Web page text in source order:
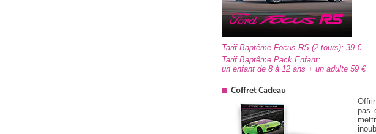
Tarif Baptême Focus RS (2 tours): 39
Tarif Baptême Pack Enfant:
un enfant de 8 à 12 ans + un adulte 59
Coffret Cadeau
pas